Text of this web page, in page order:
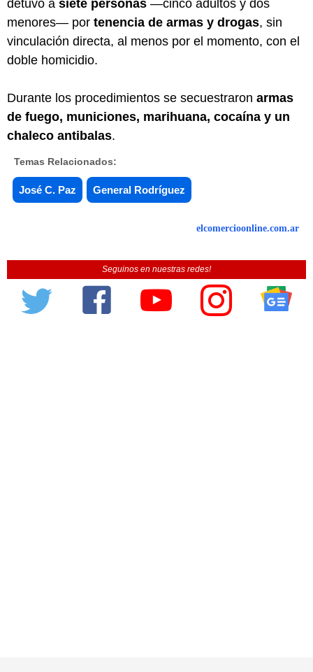
detuvo a siete personas —cinco adultos y dos
menores— por tenencia de armas y drogas, sin
vinculación directa, al menos por el momento, con el
doble homicidio.
Durante los procedimientos se secuestraron armas
de fuego, municiones, marihuana, cocaína y un
chaleco antibalas.
Temas Relacionados:
José C. Paz General Rodríguez
elcomercioonline.com.ar
Seguinos en nuestras redes!